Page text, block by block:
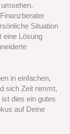
Situation
eine Lösung
in einfachen,
sich Zeit nimmt,
dies ein gutes
auf Deine